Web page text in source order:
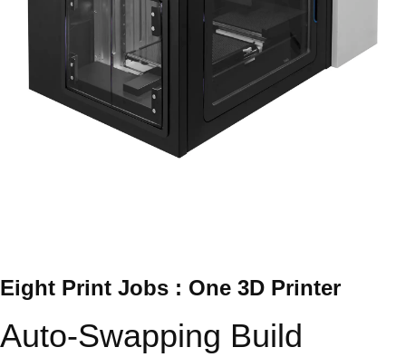
Eight Print Jobs : One 3D Printer
Auto-Swapping Build